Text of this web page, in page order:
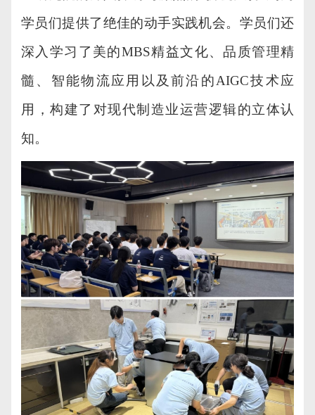
学员们提供了绝佳的动手实践机会。学员们还
深入学习了美的MBS精益文化、品质管理精
髓、智能物流应用以及前沿的AIGC技术应
用，构建了对现代制造业运营逻辑的立体认
知。